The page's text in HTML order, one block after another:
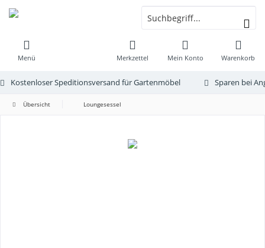
Menü Warenkorb
Merkzettel Mein Konto
Kostenloser Speditionsversand für Gartenmöbel Sparen bei
Übersicht Loungesessel